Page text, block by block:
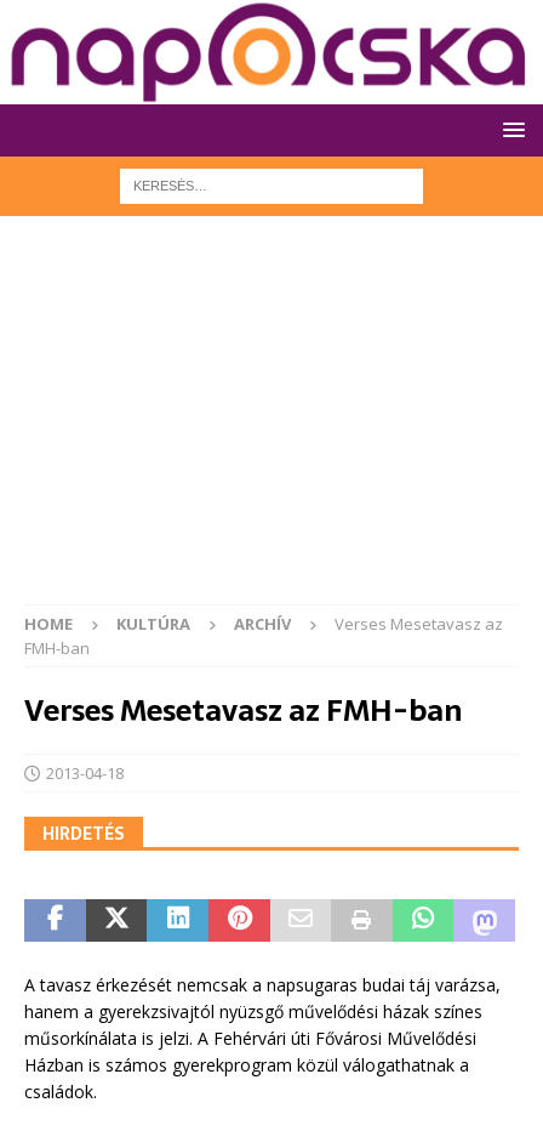
HOME KULTÚRA ARCHÍV
Verses Mesetavasz az
FMH-ban
Verses Mesetavasz az FMH-ban
2013-04-18
HIRDETÉS
A tavasz érkezését nemcsak a napsugaras budai táj varázsa,
hanem a gyerekzsivajtól nyüzsgő művelődési házak színes
műsorkínálata is jelzi. A Fehérvári úti Fővárosi Művelődési
Házban is számos gyerekprogram közül válogathatnak a
családok.